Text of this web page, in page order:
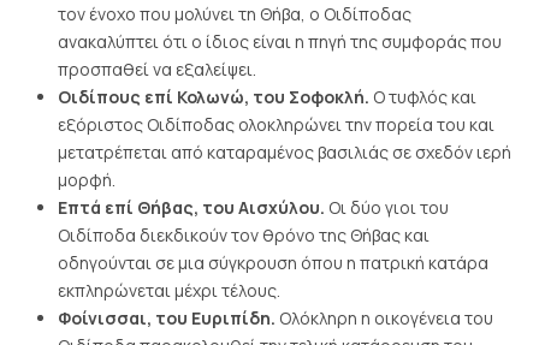
τον ένοχο που μολύνει τη Θήβα, ο Οιδίποδας
ανακαλύπτει ότι ο ίδιος είναι η πηγή της συμφοράς που
προσπαθεί να εξαλείψει.
Οιδίπους επί Κολωνώ, του Σοφοκλή. Ο τυφλός και
εξόριστος Οιδίποδας ολοκληρώνει την πορεία του και
μετατρέπεται από καταραμένος βασιλιάς σε σχεδόν ιερή
μορφή.
Επτά επί Θήβας, του Αισχύλου. Οι δύο γιοι του
Οιδίποδα διεκδικούν τον θρόνο της Θήβας και
οδηγούνται σε μια σύγκρουση όπου η πατρική κατάρα
εκπληρώνεται μέχρι τέλους.
Φοίνισσαι, του Ευριπίδη. Ολόκληρη η οικογένεια του